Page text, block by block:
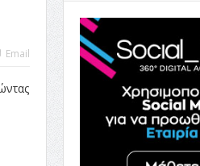
Επιχείρησή σου
Email